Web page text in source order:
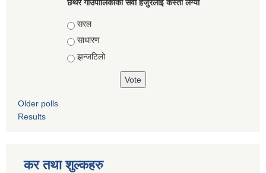
छथर गाउँपालिकाको सेवा हजुरलाई कस्तो लग्यो
Choices
सरल
साधारण
झन्जटिलो
Older polls
Results
कर तथा शुल्कहरु